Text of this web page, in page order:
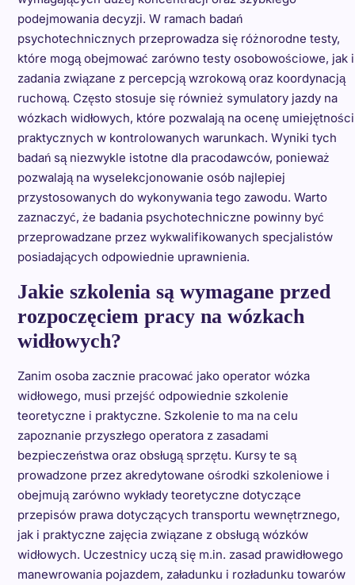
podejmowania decyzji. W ramach badań
psychotechnicznych przeprowadza się różnorodne testy,
które mogą obejmować zarówno testy osobowościowe, jak i
zadania związane z percepcją wzrokową oraz koordynacją
ruchową. Często stosuje się również symulatory jazdy na
wózkach widłowych, które pozwalają na ocenę umiejętności
praktycznych w kontrolowanych warunkach. Wyniki tych
badań są niezwykle istotne dla pracodawców, ponieważ
pozwalają na wyselekcjonowanie osób najlepiej
przystosowanych do wykonywania tego zawodu. Warto
zaznaczyć, że badania psychotechniczne powinny być
przeprowadzane przez wykwalifikowanych specjalistów
posiadających odpowiednie uprawnienia.
Jakie szkolenia są wymagane przed
rozpoczęciem pracy na wózkach
widłowych?
Zanim osoba zacznie pracować jako operator wózka
widłowego, musi przejść odpowiednie szkolenie
teoretyczne i praktyczne. Szkolenie to ma na celu
zapoznanie przyszłego operatora z zasadami
bezpieczeństwa oraz obsługą sprzętu. Kursy te są
prowadzone przez akredytowane ośrodki szkoleniowe i
obejmują zarówno wykłady teoretyczne dotyczące
przepisów prawa dotyczących transportu wewnętrznego,
jak i praktyczne zajęcia związane z obsługą wózków
widłowych. Uczestnicy uczą się m.in. zasad prawidłowego
manewrowania pojazdem, załadunku i rozładunku towarów